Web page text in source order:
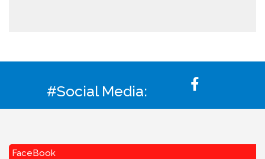
#Social Media:
FaceBook